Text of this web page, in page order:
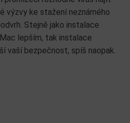
výzvy ke stažení neznámého
Stejně jako instalace
lepším, tak instalace
vaší bezpečnost, spíš naopak.